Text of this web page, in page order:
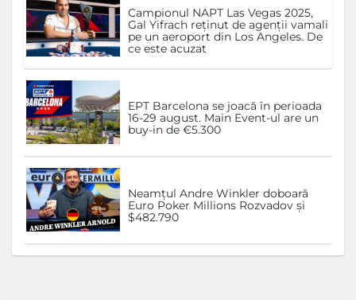
Campionul NAPT Las Vegas 2025,
Gal Yifrach reținut de agenții vamali
pe un aeroport din Los Angeles. De
ce este acuzat
EPT Barcelona se joacă în perioada
16-29 august. Main Event-ul are un
buy-in de €5.300
Neamțul Andre Winkler doboară
Euro Poker Millions Rozvadov și
$482.790